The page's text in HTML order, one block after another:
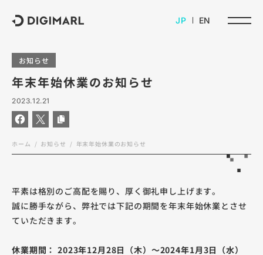
JP EN
お知らせ
年末年始休業のお知らせ
2023.12.21
ホーム お知らせ 年末年始休業のお知らせ
平素は格別のご高配を賜り、厚く御礼申し上げます。
誠に勝手ながら、弊社では下記の期間を年末年始休業とさせ
ていただきます。
休業期間： 2023年12月28日（木）～2024年1月3日（水）